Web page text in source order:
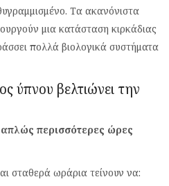
Τα ακανόνιστα
μια κατάσταση κιρκάδιας
πολλά βιολογικά συστήματα
ύπνου βελτιώνει την
περισσότερες ώρες
σταθερά ωράρια τείνουν να: